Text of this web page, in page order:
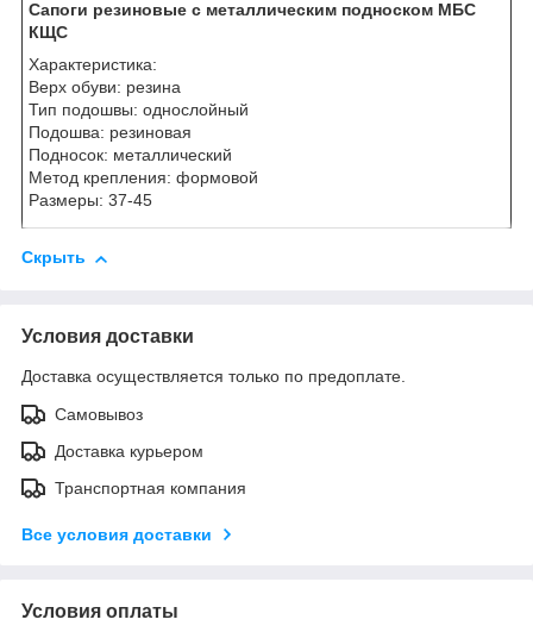
Сапоги резиновые с металлическим подноском МБС
КЩС
Характеристика:
Верх обуви: резина
Тип подошвы: однослойный
Подошва: резиновая
Подносок: металлический
Метод крепления: формовой
Размеры: 37-45
Скрыть
Условия доставки
Доставка осуществляется только по предоплате.
Самовывоз
Доставка курьером
Транспортная компания
Все условия доставки
Условия оплаты